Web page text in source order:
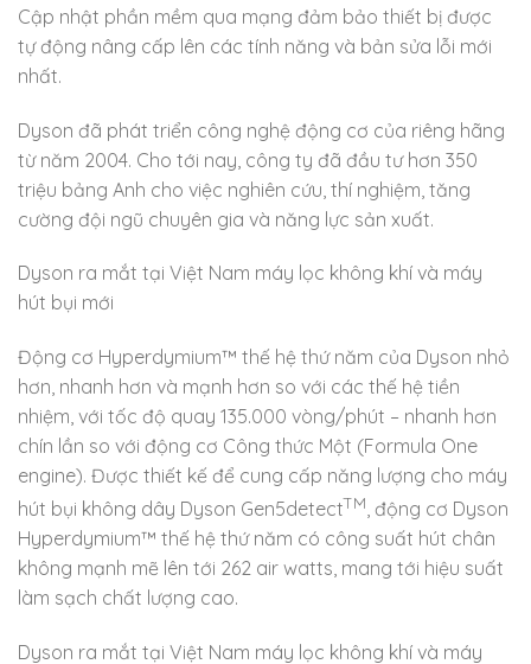
Cập nhật phần mềm qua mạng đảm bảo thiết bị được
tự động nâng cấp lên các tính năng và bản sửa lỗi mới
nhất.
Dyson đã phát triển công nghệ động cơ của riêng hãng
từ năm 2004. Cho tới nay, công ty đã đầu tư hơn 350
triệu bảng Anh cho việc nghiên cứu, thí nghiệm, tăng
cường đội ngũ chuyên gia và năng lực sản xuất.
Dyson ra mắt tại Việt Nam máy lọc không khí và máy
hút bụi mới
Động cơ Hyperdymium™ thế hệ thứ năm của Dyson nhỏ
hơn, nhanh hơn và mạnh hơn so với các thế hệ tiền
nhiệm, với tốc độ quay 135.000 vòng/phút – nhanh hơn
chín lần so với động cơ Công thức Một (Formula One
engine). Được thiết kế để cung cấp năng lượng cho máy
hút bụi không dây Dyson Gen5detectTM, động cơ Dyson
Hyperdymium™ thế hệ thứ năm có công suất hút chân
không mạnh mẽ lên tới 262 air watts, mang tới hiệu suất
làm sạch chất lượng cao.
Dyson ra mắt tại Việt Nam máy lọc không khí và máy